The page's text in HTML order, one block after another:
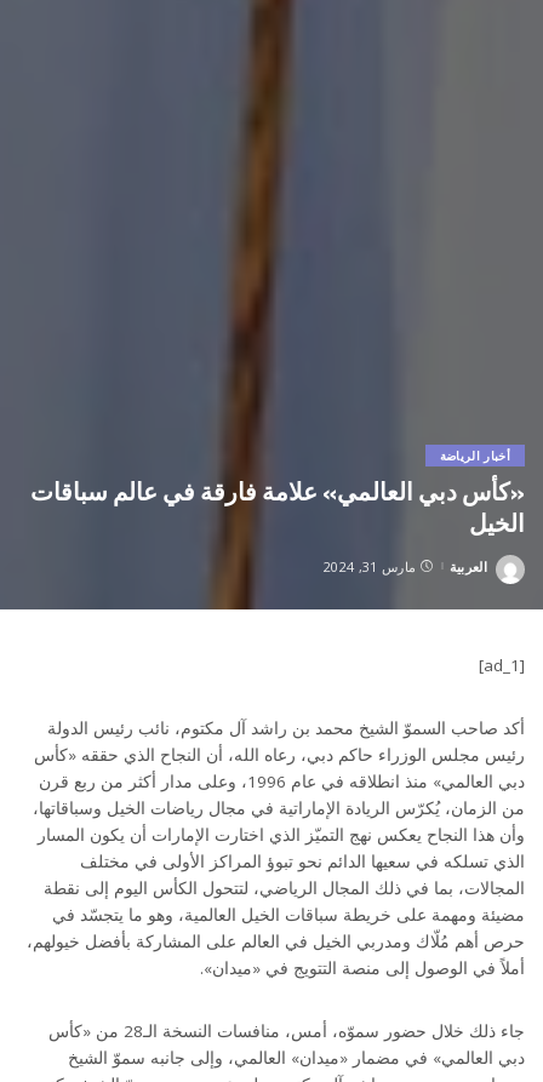
أخبار الرياضة
«كأس دبي العالمي» علامة فارقة في عالم سباقات
الخيل
Posted
العربية مارس 31, 2024
[ad_1]
أكد صاحب السموّ الشيخ محمد بن راشد آل مكتوم، نائب رئيس الدولة
رئيس مجلس الوزراء حاكم دبي، رعاه الله، أن النجاح الذي حققه «كأس
دبي العالمي» منذ انطلاقه في عام 1996، وعلى مدار أكثر من ربع قرن
من الزمان، يُكرّس الريادة الإماراتية في مجال رياضات الخيل وسباقاتها،
وأن هذا النجاح يعكس نهج التميّز الذي اختارت الإمارات أن يكون المسار
الذي تسلكه في سعيها الدائم نحو تبوؤ المراكز الأولى في مختلف
المجالات، بما في ذلك المجال الرياضي، لتتحول الكأس اليوم إلى نقطة
مضيئة ومهمة على خريطة سباقات الخيل العالمية، وهو ما يتجسّد في
حرص أهم مُلّاك ومدربي الخيل في العالم على المشاركة بأفضل خيولهم،
أملاً في الوصول إلى منصة التتويج في «ميدان».
جاء ذلك خلال حضور سموّه، أمس، منافسات النسخة الـ28 من «كأس
دبي العالمي» في مضمار «ميدان» العالمي، وإلى جانبه سموّ الشيخ